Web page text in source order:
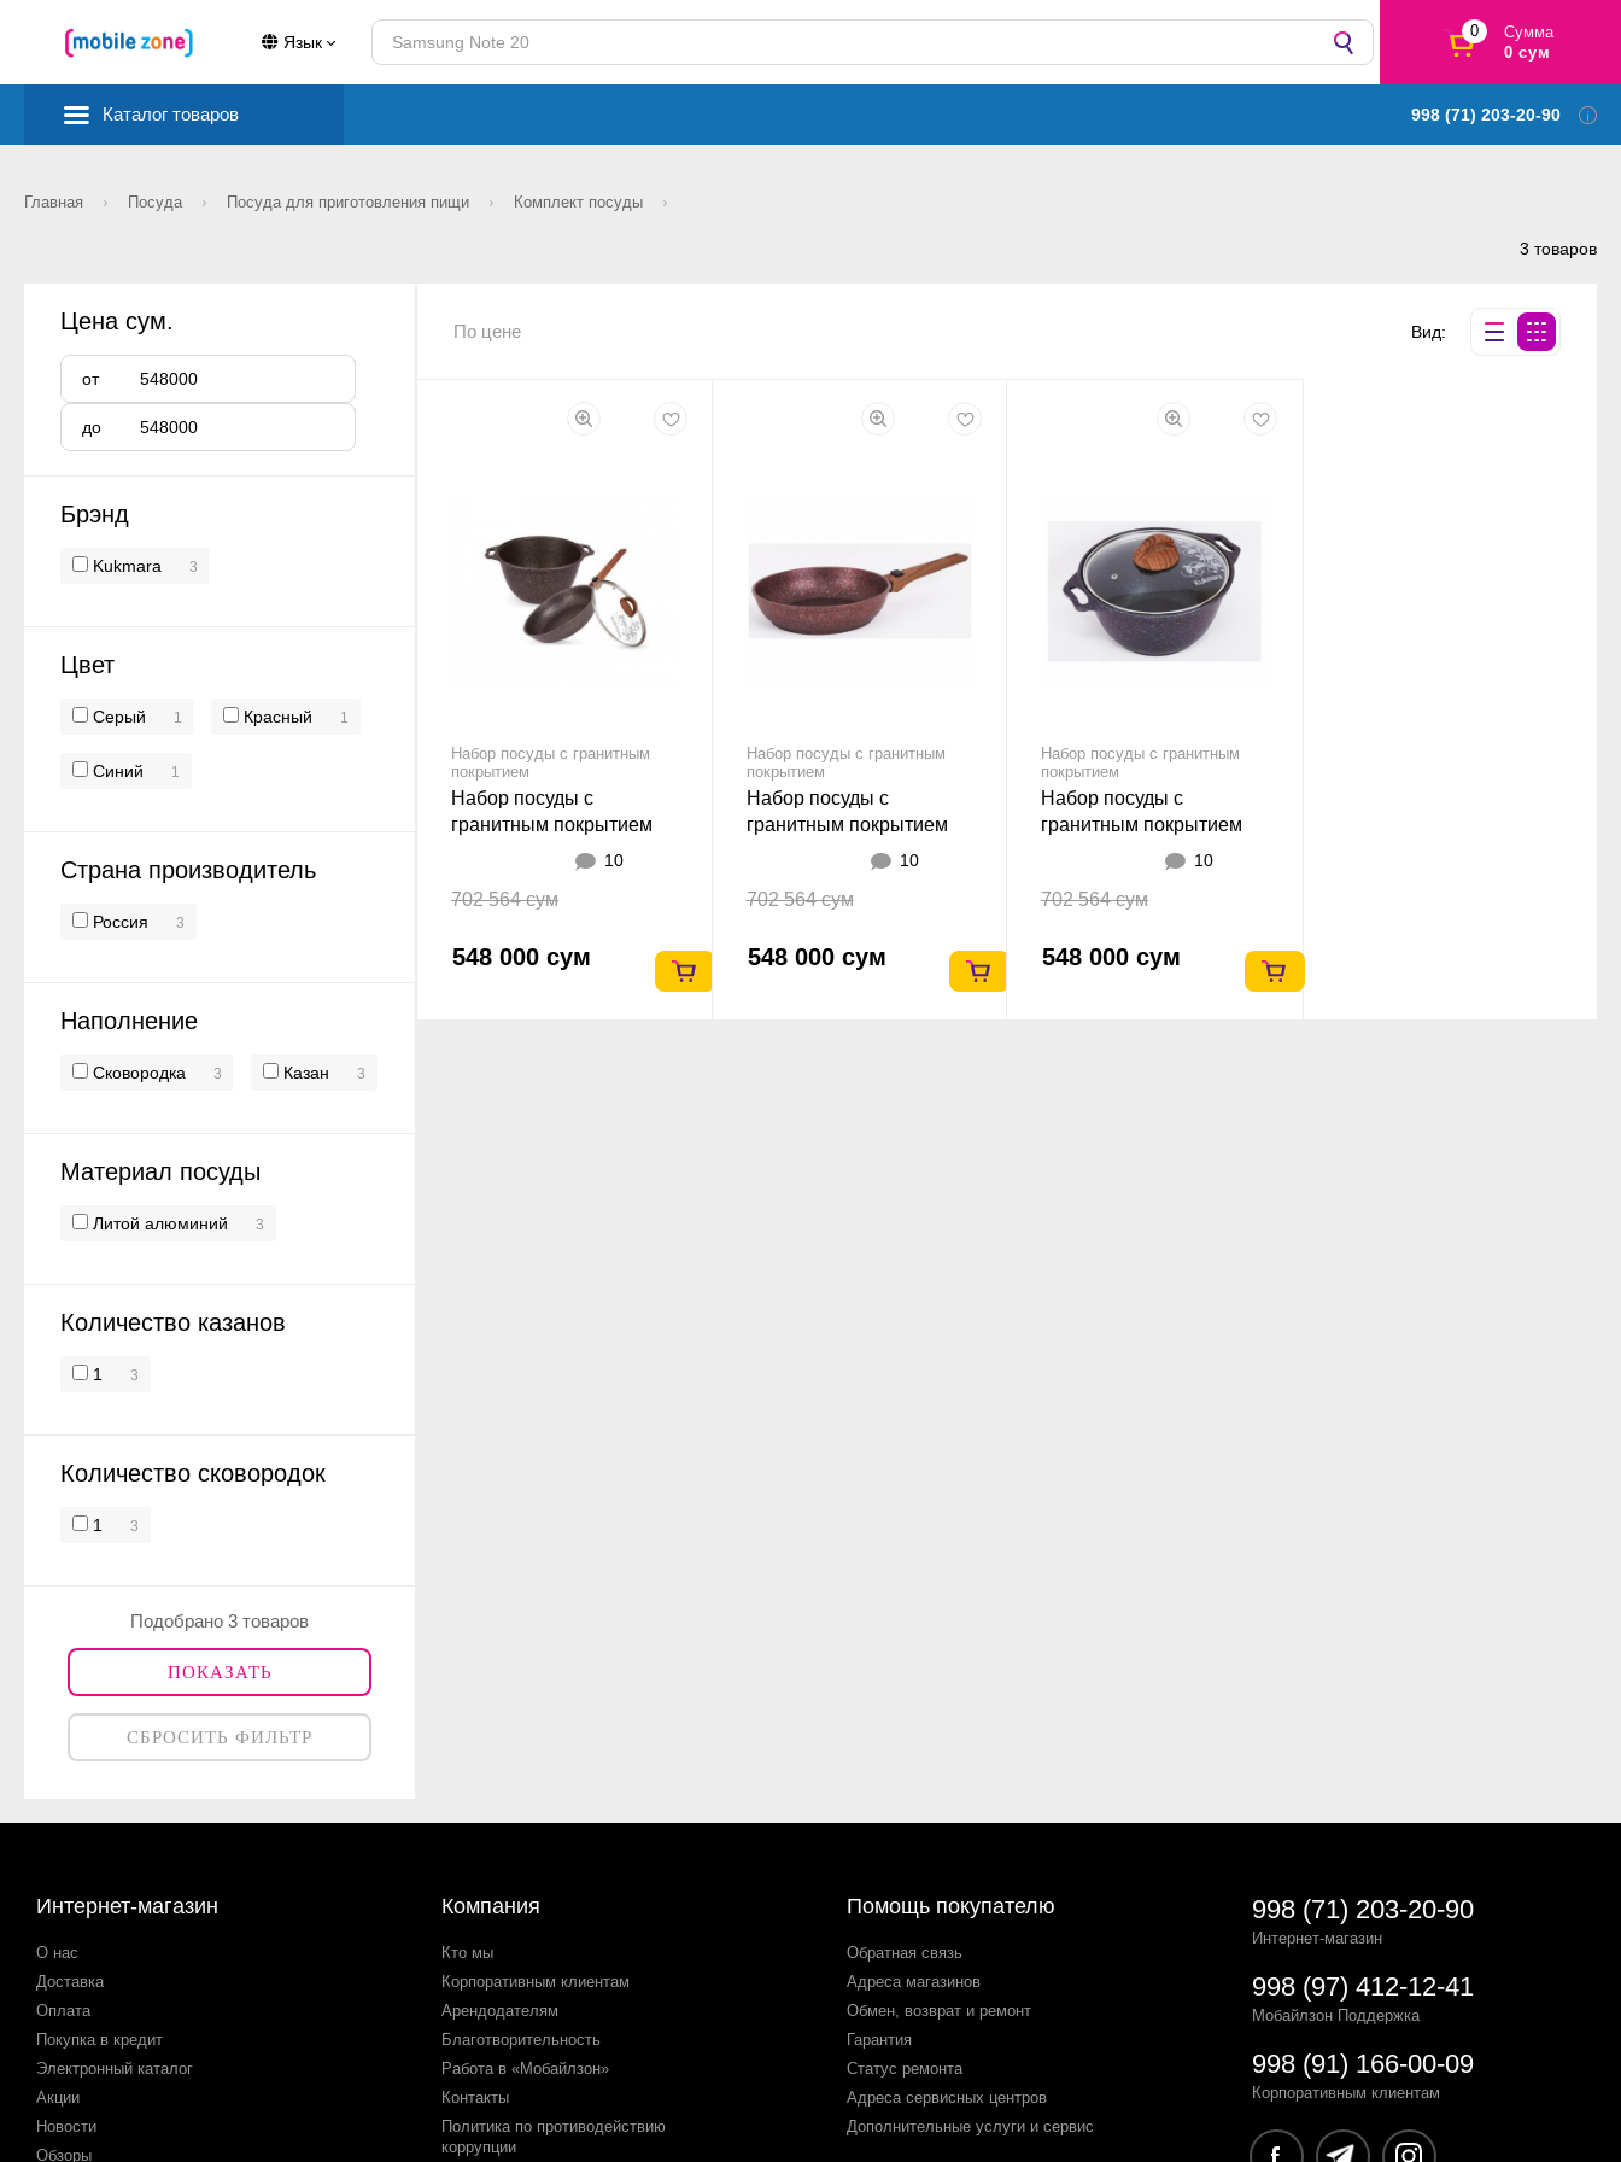
Язык
0
Сумма
0 сум
Каталог товаров 998 (71) 203-20-90
Главная Посуда Посуда для приготовления пищи Комплект посуды
3 товаров
Цена сум.
от
до
Брэнд
Kukmara 3
Цвет
Серый 1 Красный 1
Синий 1
Страна производитель
Россия 3
Наполнение
Сковородка 3 Казан 3
Материал посуды
Литой алюминий 3
Количество казанов
1 3
Количество сковородок
1 3
Подобрано 3 товаров
ПОКАЗАТЬ
СБРОСИТЬ ФИЛЬТР
По цене Вид:
Набор посуды с гранитным
покрытием
Набор посуды с
гранитным покрытием
Kukmara НКП18го10
702 564 сум
548 000 сум
Набор посуды с гранитным
покрытием
Набор посуды с
гранитным покрытием
Kukmara НКП17га10
702 564 сум
548 000 сум
Набор посуды с гранитным
покрытием
Набор посуды с
гранитным покрытием
Kukmara НКП16гг10
702 564 сум
548 000 сум
Интернет-магазин
О нас
Доставка
Оплата
Покупка в кредит
Электронный каталог
Акции
Новости
Обзоры
Компания
Кто мы
Корпоративным клиентам
Арендодателям
Благотворительность
Работа в «Мобайлзон»
Контакты
Политика по противодействию
коррупции
Помощь покупателю
Обратная связь
Адреса магазинов
Обмен, возврат и ремонт
Гарантия
Статус ремонта
Адреса сервисных центров
Дополнительные услуги и сервис
998 (71) 203-20-90
Интернет-магазин
998 (97) 412-12-41
Мобайлзон Поддержка
998 (91) 166-00-09
Корпоративным клиентам